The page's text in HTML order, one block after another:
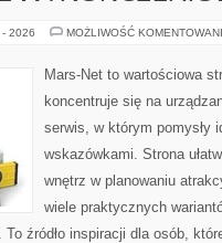
- 2026 MOŻLIWOŚĆ
Mars-Net to wartościowa
koncentruje się na
serwis, w którym pomysły
wskazówkami. Strona
wnętrz w planowaniu
wiele praktycznych
źródło inspiracji dla osób,